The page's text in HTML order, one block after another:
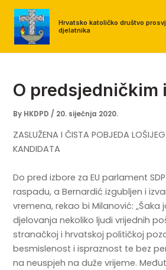
Skip
content
Hrvatsko katoličko društvo
djelatnika
O predsjedničkim
By HKDPD / 20. siječnja 2020.
ZASLUŽENA I ČISTA POBJEDA
KANDIDATA
Do pred izbore za EU parlament
raspadu, a Bernardić izgubljen i
vremena, rekao bi Milanović: „Šaka
djelovanja nekoliko ljudi vrijednih
stranačkoj i hrvatskoj političkoj
besmislenost i ispraznost te bez
na neuspjeh na duže vrijeme.